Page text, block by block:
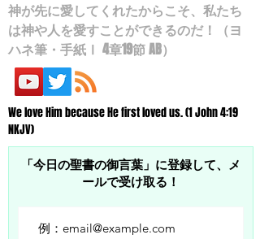
神が先に愛してくれたからこそ、私たち
は神や人を愛すことができるのだ！（ヨ
ハネ筆・手紙Ⅰ 4章19節 AB）
We love Him because He first loved us. (1 John 4:19
NKJV)
「今日の聖書の御言葉」に登録して、メ
ールで受け取る！